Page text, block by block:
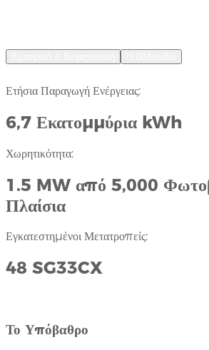
Ετήσια Παραγωγή Ενέργειας:
6,7 Εκατομμύρια kWh
Χωρητικότητα:
1.5 MW από 5,000
Πλαίσια
Εγκατεστημένοι Μετατροπείς:
48 SG33CX
Το Υπόβαθρο